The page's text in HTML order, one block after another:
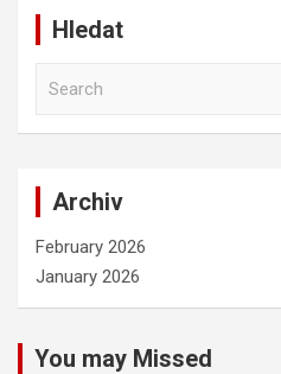
Hledat
Archiv
February 2026
January 2026
You may Missed